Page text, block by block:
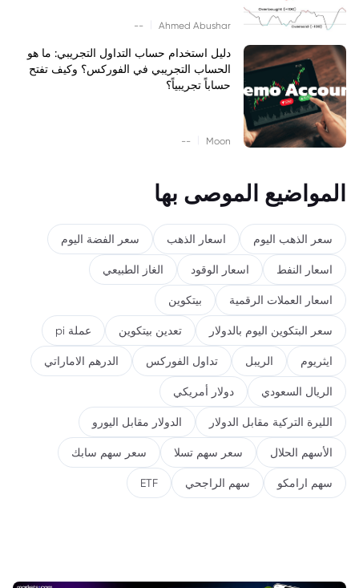
Ahmed Abushar
--
دليل استخدام حساب التداول التجريبي: ما هو
الحساب التجريبي في الفوركس؟ وكيف تفتح
حساباً تجريبياً؟
Moon
--
المواضيع الموصى بها
سعر الذهب اليوم اسعار الذهب سعر الفضة اليوم
اسعار النفط اسعار الوقود الغاز الطبيعي
اسعار العملات الرقمية بيتكوين
سعر البتكوين اليوم بالدولار تعدين بيتكوين عملة pi
ايثريوم الريبل تداول الفوركس الدرهم الاماراتي
الريال السعودي دولار أمريكي
الليرة التركية مقابل الدولار الدولار مقابل اليورو
الأسهم الحلال سعر سهم تسلا سعر سهم سابك
سهم ارامكو سهم الراجحي ETF